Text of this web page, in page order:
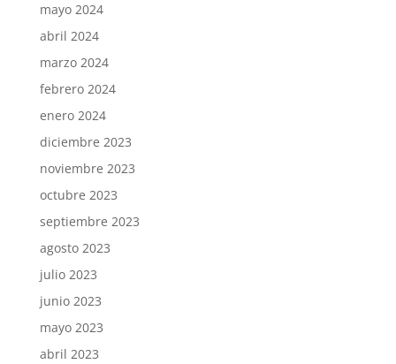
mayo 2024
abril 2024
marzo 2024
febrero 2024
enero 2024
diciembre 2023
noviembre 2023
octubre 2023
septiembre 2023
agosto 2023
julio 2023
junio 2023
mayo 2023
abril 2023